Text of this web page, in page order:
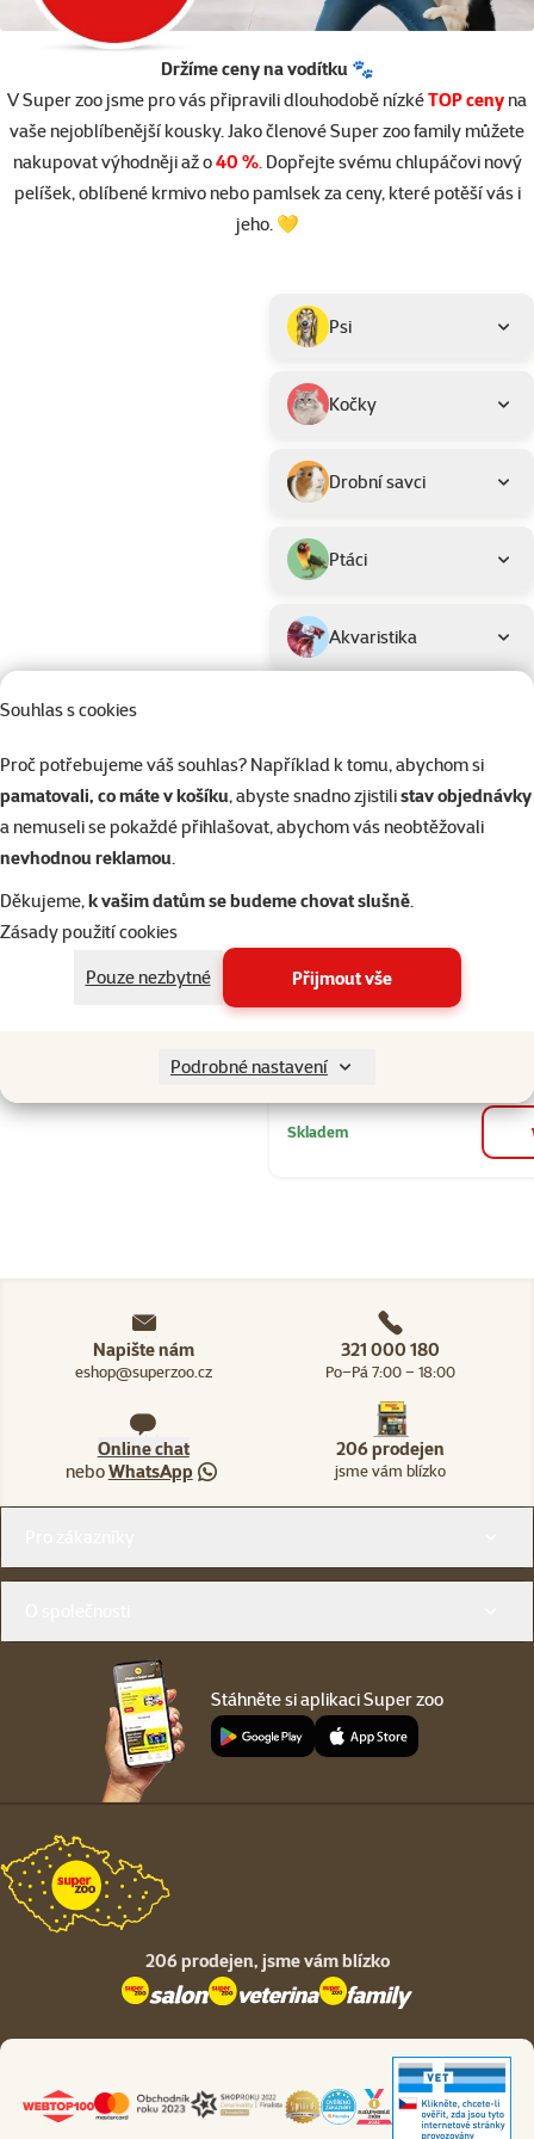
Souhlas s cookies
Proč potřebujeme váš souhlas? Například k tomu, abychom si
pamatovali, co máte v košíku, abyste snadno zjistilistav objednávky
a nemuseli se pokaždé přihlašovat, abychom vás neobtěžovali
nevhodnou reklamou.
Děkujeme,k vašim datům se budeme chovat slušně.
Zásady použití cookies
Pouze nezbytné
Přijmout vše
Podrobné nastavení
Držíme ceny na vodítku 🐾
V Super zoo jsme pro vás připravili dlouhodobě nízkéTOP ceny na
vaše nejoblíbenější kousky. Jako členové Super zoo family můžete
nakupovat výhodněji až o40 %.Dopřejte svému chlupáčovi nový
pelíšek, oblíbené krmivo nebo pamlsek za ceny, které potěší vás i
jeho. 💛
Podkategorie
Psi
Kočky
Drobní savci
Ptáci
Akvaristika
Filtrovat 1
Kvalita
⭐ Economy
1ks
Cena
29 Kč
Skladem
Napište nám
eshop@superzoo.cz
321 000 180
Po–Pá 7:00 – 18:00
Online chat
neboWhatsApp
206 prodejen
jsme vám blízko
Stáhněte si aplikaci Super zoo
206 prodejen, jsme vám blízko